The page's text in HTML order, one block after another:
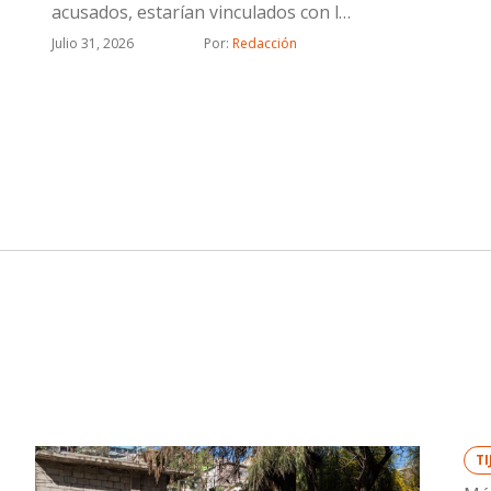
acusados, estarían vinculados con la
célula delictiva de “Los Rusos”
Julio 31, 2026 Por: Redacción